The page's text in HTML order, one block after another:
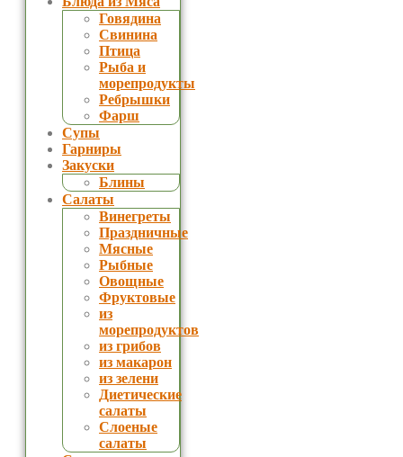
Говядина
Свинина
Птица
Рыба и
морепродукты
Ребрышки
Фарш
Супы
Гарниры
Закуски
Блины
Салаты
Винегреты
Праздничные
Мясные
Рыбные
Овощные
Фруктовые
из
морепродуктов
из грибов
из макарон
из зелени
Диетические
салаты
Слоеные
салаты